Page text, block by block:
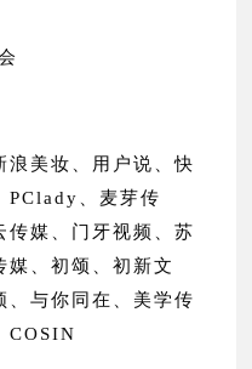
浪美妆、用户说、快
PClady、麦芽传
传媒、门牙视频、苏
媒、初颂、初新文
、与你同在、美学传
COSIN